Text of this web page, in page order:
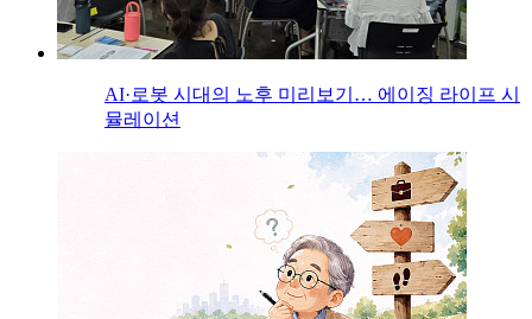
AI·로봇 시대의 노후 미리보기… 에이징 라이프 시
뮬레이션